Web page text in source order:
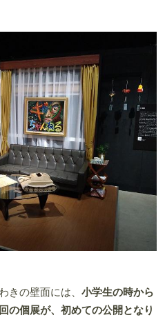
きの壁面には、 小学生の時から
の個展が、初めての公開となり